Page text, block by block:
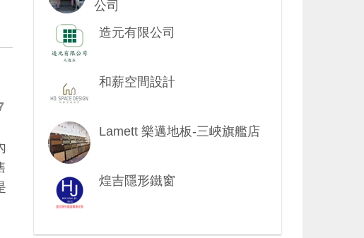
公司
造元有限公司
和薪空間設計
Lamett 樂邁地板-三峽旗艦店
煌吉隱形鐵窗